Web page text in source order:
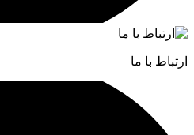
ارتباط با ما